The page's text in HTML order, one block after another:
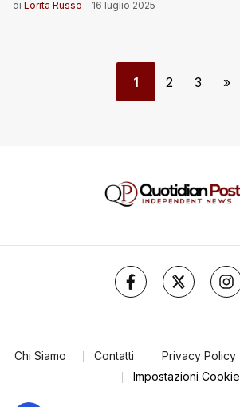
di Lorita Russo - 16 luglio 2025
1 2 3 »
Chi Siamo Contatti Privacy Policy
Impostazioni Cookie